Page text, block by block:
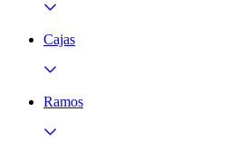
Cajas
Ramos